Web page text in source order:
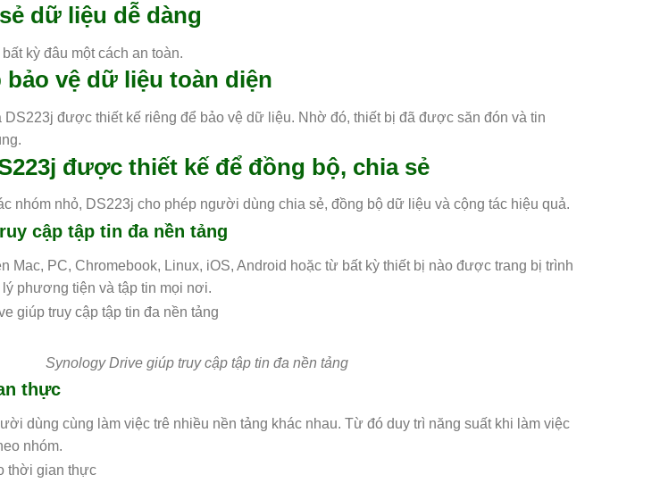
dữ liệu dễ dàng
kỳ đâu một cách an toàn.
bảo vệ dữ liệu toàn diện
DS223j được thiết kế riêng để bảo vệ dữ liệu. Nhờ đó, thiết bị đã được săn đón và tin
được thiết kế để đồng bộ, chia sẻ
nhóm nhỏ, DS223j cho phép người dùng chia sẻ, đồng bộ dữ liệu và cộng tác hiệu quả.
cập tập tin đa nền tảng
Mac, PC, Chromebook, Linux, iOS, Android hoặc từ bất kỳ thiết bị nào được trang bị trình
phương tiện và tập tin mọi nơi.
Synology Drive giúp truy cập tập tin đa nền tảng
thực
dùng cùng làm việc trê nhiều nền tảng khác nhau. Từ đó duy trì năng suất khi làm việc
nhóm.